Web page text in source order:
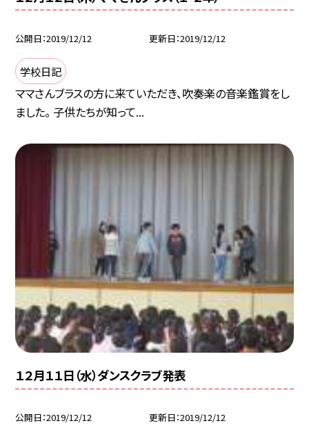
公開日 2019/12/12 更新日 2019/12/12
学校日記
ママさんブラスの方に来ていただき、吹奏楽の音楽鑑賞をし
ました。 子供たちが知って...
１２月１１日（水）ダンスクラブ発表
公開日 2019/12/12 更新日 2019/12/12